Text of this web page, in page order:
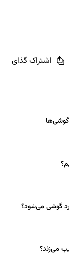
اشتراک گذای
گوشی می‌شود؟
می‌زند؟